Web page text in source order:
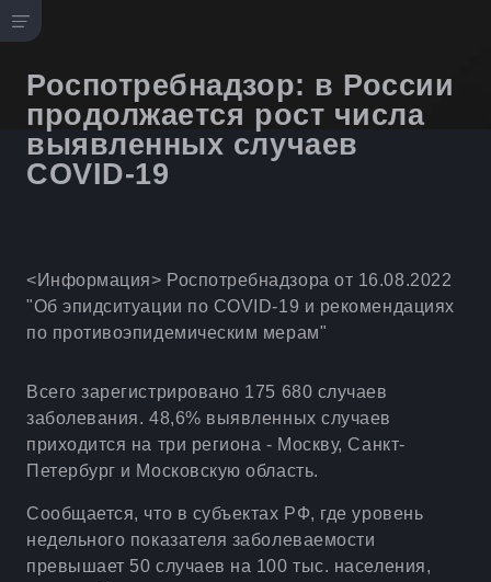
Роспотребнадзор: в России
продолжается рост числа
выявленных случаев
COVID-19
<Информация> Роспотребнадзора от 16.08.2022
"Об эпидситуации по COVID-19 и рекомендациях
по противоэпидемическим мерам"
Всего зарегистрировано 175 680 случаев
заболевания. 48,6% выявленных случаев
приходится на три региона - Москву, Санкт-
Петербург и Московскую область.
Сообщается, что в субъектах РФ, где уровень
недельного показателя заболеваемости
превышает 50 случаев на 100 тыс. населения,